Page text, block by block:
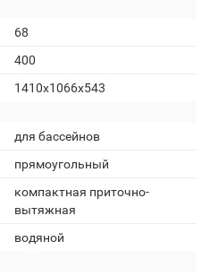
68
400
1410x1066x543
для бассейнов
прямоугольный
компактная приточно-
вытяжная
водяной